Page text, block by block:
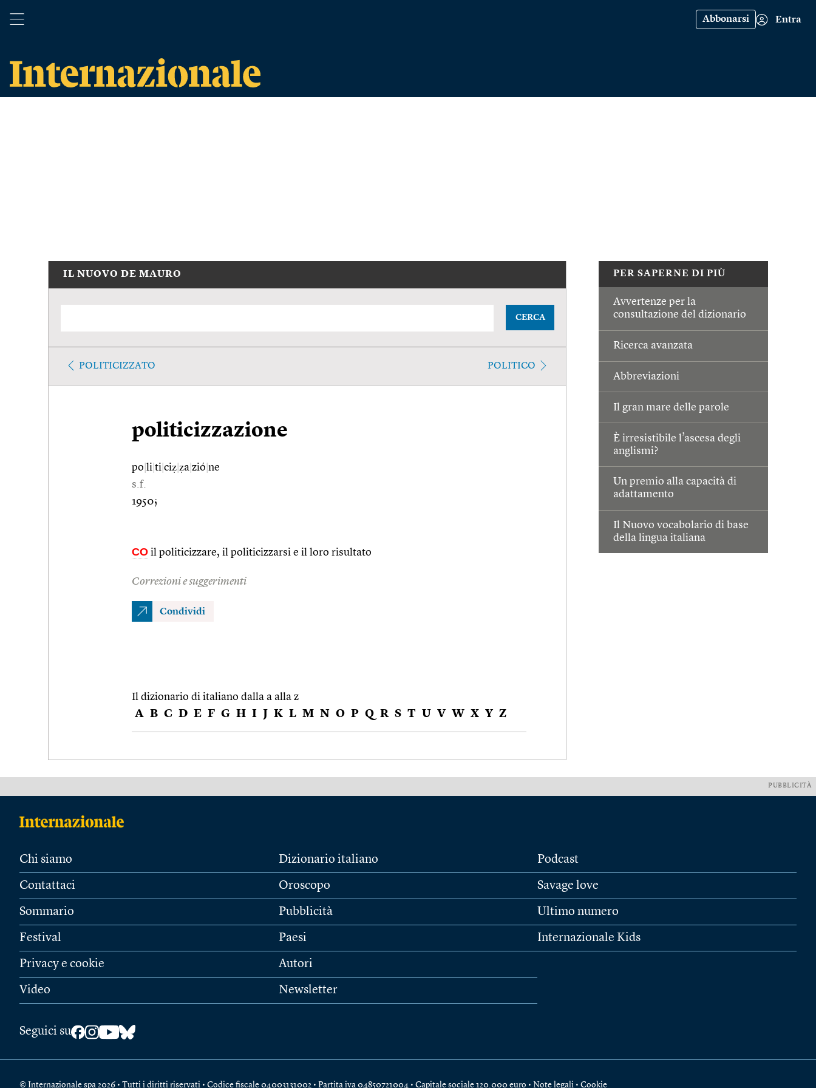
Abbonarsi Entra
PER SAPERNE DI PIÙ
Avvertenze per la
consultazione del dizionario
Ricerca avanzata
Abbreviazioni
Il gran mare delle parole
È irresistibile l’ascesa degli
anglismi?
Un premio alla capacità di
adattamento
Il Nuovo vocabolario di base
della lingua italiana
IL NUOVO DE MAURO
CERCA
POLITICIZZATO POLITICO
politicizzazione
po li ti ciẓ ẓa zió ne
s.f.
1950;
CO il politicizzare, il politicizzarsi e il loro risultato
Correzioni e suggerimenti
Condividi
Il dizionario di italiano dalla a alla z
A B C D E F G H I J K L M N O P Q R S T U V W X Y Z
PUBBLICITÀ
Chi siamo
Contattaci
Sommario
Festival
Privacy e cookie
Video
Dizionario italiano
Oroscopo
Pubblicità
Paesi
Autori
Newsletter
Podcast
Savage love
Ultimo numero
Internazionale Kids
Seguici su
© Internazionale spa 2026 • Tutti i diritti riservati • Codice fiscale 04003131002 • Partita iva 04850721004 • Capitale sociale 120.000 euro • Note legali • Cookie